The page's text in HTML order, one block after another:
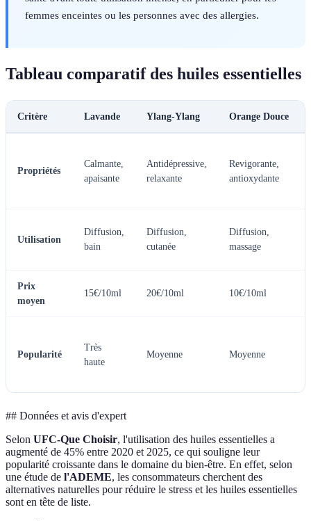
femmes enceintes ou les personnes avec des allergies.
Tableau comparatif des huiles essentielles
Critère Lavande Ylang-Ylang Orange Douce
Propriétés
Calmante,
apaisante
Antidépressive,
relaxante
Revigorante,
antioxydante
Utilisation
Diffusion,
bain
Diffusion,
cutanée
Diffusion,
massage
Prix
moyen
15€/10ml 20€/10ml 10€/10ml
Popularité
Très
haute
Moyenne Moyenne
## Données et avis d'expert
Selon UFC-Que Choisir, l'utilisation des huiles essentielles a
augmenté de 45% entre 2020 et 2025, ce qui souligne leur
popularité croissante dans le domaine du bien-être. En effet, selon
une étude de l'ADEME, les consommateurs cherchent des
alternatives naturelles pour réduire le stress et les huiles essentielles
sont en tête de liste.